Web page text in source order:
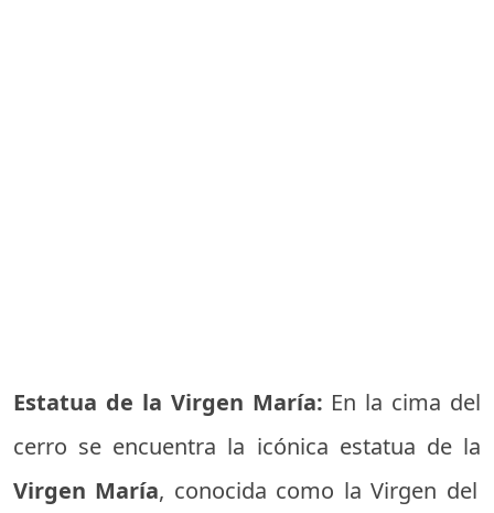
Estatua de la Virgen María: En la cima del
cerro se encuentra la icónica estatua de la
Virgen María, conocida como la Virgen del